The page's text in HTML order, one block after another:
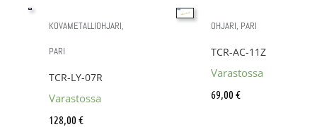
KOVAMETALLIOHJARI,
PARI
TCR-LY-07R
Varastossa
128,00 €
OHJARI, PARI
TCR-AC-11Z
Varastossa
69,00 €